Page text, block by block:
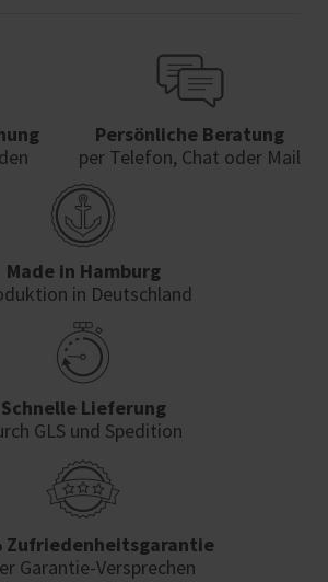
Persönliche Beratung
per Telefon, Chat oder Mail
Made in Hamburg
in Deutschland
Schnelle Lieferung
GLS und Spedition
Zufriedenheits­garantie
Garantie-Versprechen